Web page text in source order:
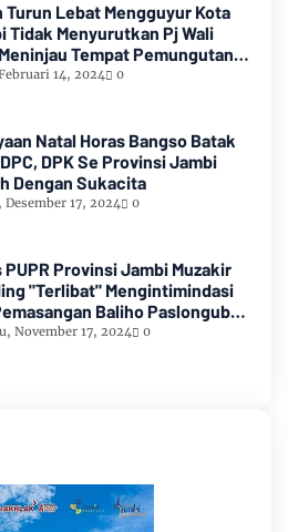
Mengguyur Kota
Tidak Menyurutkan Pj Wali
Pemilu 2024
14, 2024 0
Natal Horas Bangso Batak
DPK Se Provinsi Jambi
Dengan Sukacita
Desember 17, 2024 0
PUPR Provinsi Jambi Muzakir
"Terlibat" Mengintimindasi
Baliho Paslongub
Sudirman
November 17, 2024 0